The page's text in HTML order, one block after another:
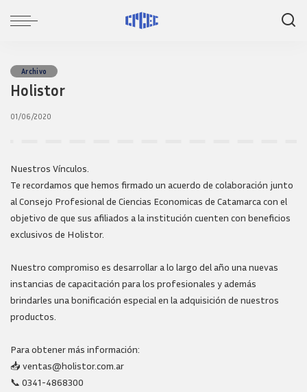
Archivo
Holistor
01/06/2020
Nuestros Vínculos.
Te recordamos que hemos firmado un acuerdo de colaboración junto
al Consejo Profesional de Ciencias Economicas de Catamarca con el
objetivo de que sus afiliados a la institución cuenten con beneficios
exclusivos de Holistor.
Nuestro compromiso es desarrollar a lo largo del año una nuevas
instancias de capacitación para los profesionales y además
brindarles una bonificación especial en la adquisición de nuestros
productos.
Para obtener más información:
📥 ventas@holistor.com.ar
📞 0341-4868300